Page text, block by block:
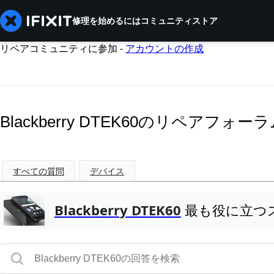
修理を始めるにはコミュニティストア
リペアコミュニティに参加 - アカウントの作成
Blackberry DTEK60のリペアフォーラ
すべての質問 デバイス
Blackberry DTEK60 最も役に立つ